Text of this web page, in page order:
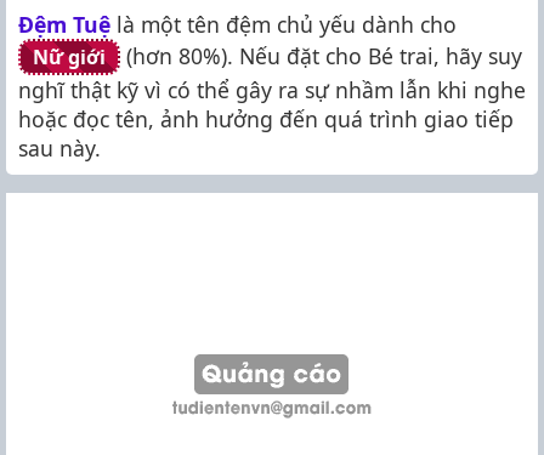
Đệm Tuệ là một tên đệm chủ yếu dành cho
Nữ giới
(hơn 80%). Nếu đặt cho Bé trai, hãy suy
nghĩ thật kỹ vì có thể gây ra sự nhầm lẫn khi nghe
hoặc đọc tên, ảnh hưởng đến quá trình giao tiếp
sau này.